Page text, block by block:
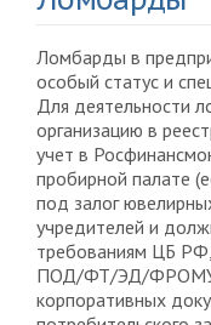
Ломбарды в
особый статус и
Для деятельности
организацию в
учет в
пробирной палате
под залог
учредителей и
требованиям ЦБ
ПОД/ФТ/ЭД/ФРОМУ,
корпоративных